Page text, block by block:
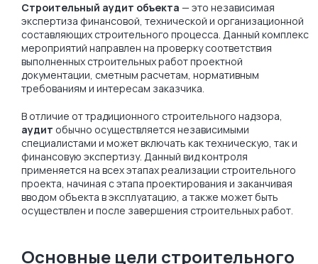
Строительный аудит объекта — это независимая
экспертиза финансовой, технической и организационной
составляющих строительного процесса. Данный комплекс
мероприятий направлен на проверку соответствия
выполненных строительных работ проектной
документации, сметным расчетам, нормативным
требованиям и интересам заказчика.
В отличие от традиционного строительного надзора,
аудит обычно осуществляется независимыми
специалистами и может включать как техническую, так и
финансовую экспертизу. Данный вид контроля
применяется на всех этапах реализации строительного
проекта, начиная с этапа проектирования и заканчивая
вводом объекта в эксплуатацию, а также может быть
осуществлен и после завершения строительных работ.
Основные цели строительного